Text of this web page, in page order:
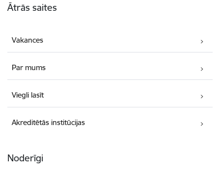
Ātrās saites
Vakances
Par mums
Viegli lasīt
Akreditētās institūcijas
Noderīgi